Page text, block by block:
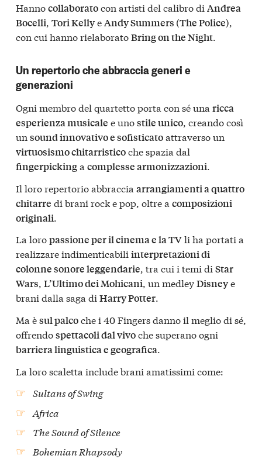
Hannocollaboratocon artisti del calibro di Andrea
Bocelli, Tori KellyeAndy Summers (The Police),
con cui hanno rielaboratoBring on the Night.
Un repertorio che abbraccia generi e
generazioni
Ogni membro del quartetto porta con sé una ricca
esperienza musicale e unostile unico, creando così
un sound innovativo e sofisticatoattraverso un
virtuosismo chitarristicoche spazia dal
fingerpickinga complesse armonizzazioni.
Il loro repertorio abbraccia arrangiamenti a quattro
chitarre di brani rock e pop, oltre a composizioni
originali.
La loropassione per il cinema e la TVli ha portati a
realizzare indimenticabili interpretazioni di
colonne sonore leggendarie, tra cui i temi di Star
Wars, L’Ultimo dei Mohicani, un medleyDisneye
brani dalla saga di Harry Potter.
Ma èsul palcoche i 40 Fingers danno il meglio di sé,
offrendospettacoli dal vivoche superano ogni
barriera linguistica e geografica.
La loro scaletta include brani amatissimi come:
Sultans of Swing
Africa
The Sound of Silence
Bohemian Rhapsody